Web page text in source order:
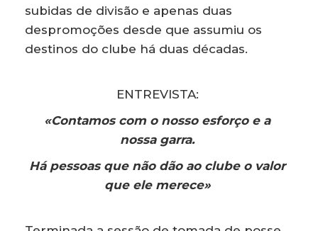
subidas de divisão e apenas duas
despromoções desde que assumiu os
destinos do clube há duas décadas.
ENTREVISTA:
«Contamos com o nosso esforço e a
nossa garra.
Há pessoas que não dão ao clube o valor
que ele merece»